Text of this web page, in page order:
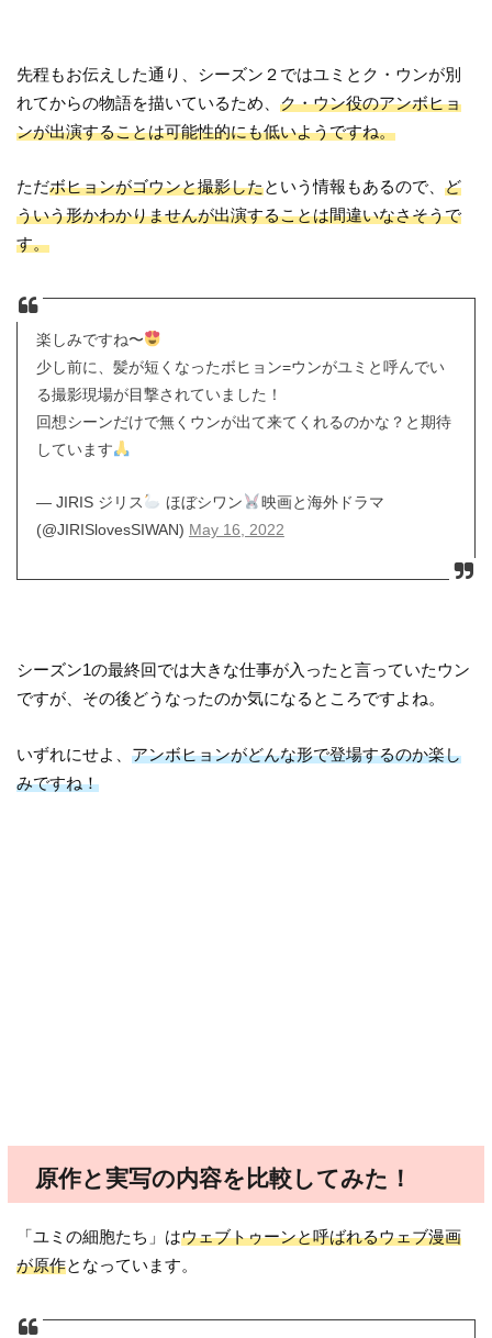
先程もお伝えした通り、シーズン２ではユミとク・ウンが別
れてからの物語を描いているため、ク・ウン役のアンボヒョ
ンが出演することは可能性的にも低いようですね。
ただボヒョンがゴウンと撮影したという情報もあるので、ど
ういう形かわかりませんが出演することは間違いなさそうで
す。
楽しみですね〜
少し前に、髪が短くなったボヒョン=ウンがユミと呼んでい
る撮影現場が目撃されていました！
回想シーンだけで無くウンが出て来てくれるのかな？と期待
しています
— JIRIS ジリス ほぼシワン
映画と海外ドラマ
(@JIRISlovesSIWAN) May 16, 2022
シーズン1の最終回では大きな仕事が入ったと言っていたウン
ですが、その後どうなったのか気になるところですよね。
いずれにせよ、アンボヒョンがどんな形で登場するのか楽し
みですね！
原作と実写の内容を比較してみた！
「ユミの細胞たち」はウェブトゥーンと呼ばれるウェブ漫画
が原作となっています。